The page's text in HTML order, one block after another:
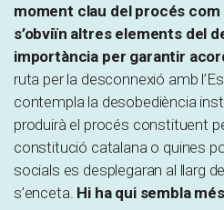
moment clau del procés
s’obviïn altres elements del
importància per garantir
ruta per la desconnexió amb
contempla la desobediència
produirà el procés constituent
constitució catalana o quines
socials es desplegaran al llarg
s’enceta. Hi ha qui sembla